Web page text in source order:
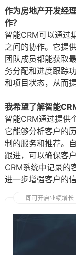
作为房地产开发经
作？
智能CRM可以通过
之间的协作。它提
团队成员都能获取
务分配和进度跟踪
和项目状态，从而
我希望了解智能
智能CRM通过提供
它能够分析客户的
制的服务和推荐。
跟进，可以确保客
CRM系统中记录的
进一步增强客户的
即可开启业绩增长